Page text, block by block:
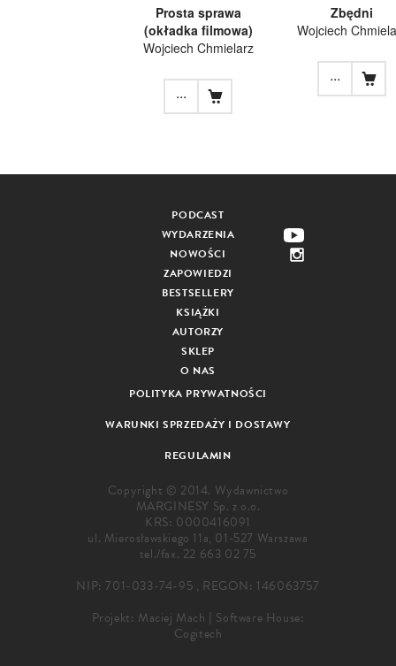
Prosta sprawa
(okładka filmowa)
Wojciech Chmielarz
...
Zbędni
Wojciech
...
PODCAST
WYDARZENIA
NOWOŚCI
ZAPOWIEDZI
BESTSELLERY
KSIĄŻKI
AUTORZY
SKLEP
O NAS
POLITYKA PRYWATNOŚCI
WARUNKI SPRZEDAŻY I DOSTAWY
REGULAMIN
Copyright © 2014. Wydawnictwo
MARGINESY Sp. z o.o.
KRS: 0000416091
ul. Mierosławskiego 11a, 01-527 Warszawa
tel./fax. 22 663 02 75
NIP: 701-033-74-95 , REGON: 146063757
Projekt: Maciej Mach | Software House:
Cogitech